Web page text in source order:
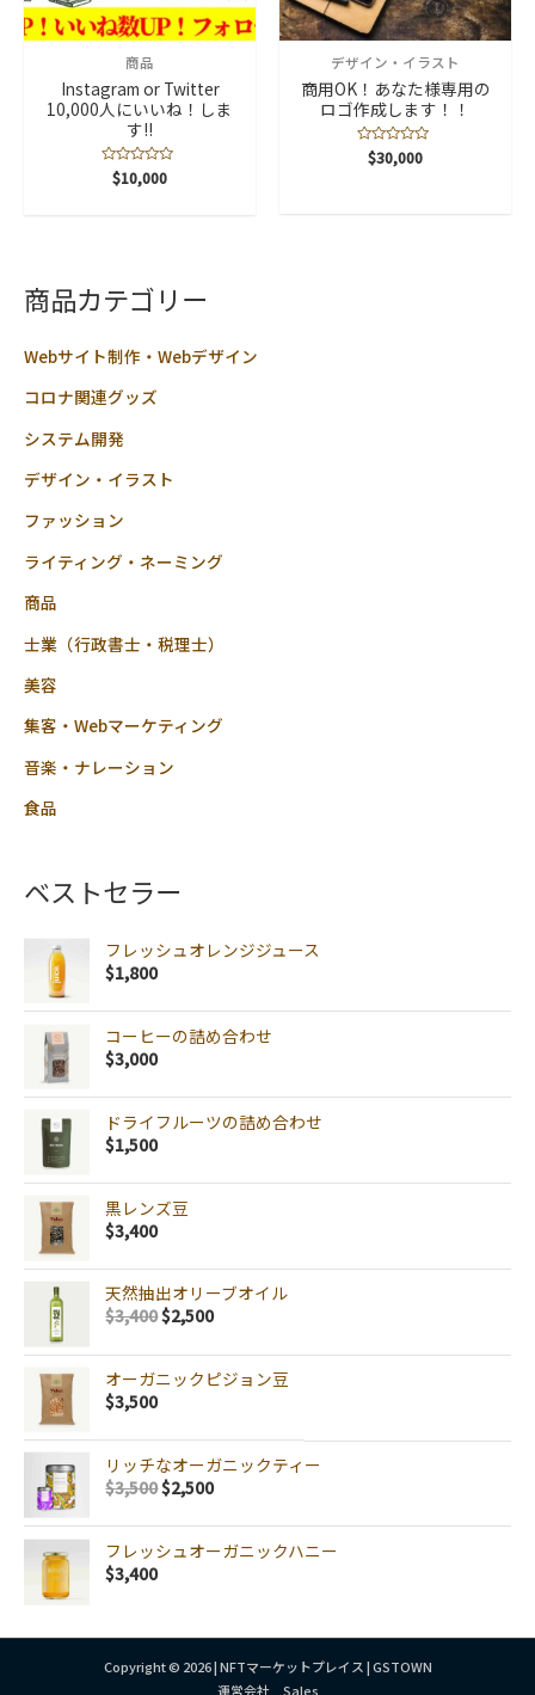
商品カテゴリー
Webサイト制作・Webデザイン
コロナ関連グッズ
システム開発
デザイン・イラスト
ファッション
ライティング・ネーミング
商品
士業（行政書士・税理士）
美容
集客・Webマーケティング
音楽・ナレーション
食品
ベストセラー
フレッシュオレンジジュース
$1,800
コーヒーの詰め合わせ
$3,000
ドライフルーツの詰め合わせ
$1,500
黒レンズ豆
$3,400
天然抽出オリーブオイル
$3,400$2,500
オーガニックピジョン豆
$3,500
リッチなオーガニックティー
$3,500$2,500
フレッシュオーガニックハニー
$3,400
商品
Instagram or Twitter
10,000人にいいね！しま
す!!
段$10,000
デザイン・イラスト
商用OK！あなた様専用の
ロゴ作成します！！
段$30,000
Copyright © 2026 | NFTマーケットプレイス | GSTOWN
運営会社 Sales